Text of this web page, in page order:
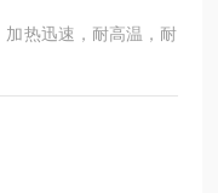
热迅速，耐高温，耐
品，涂料，热熔胶，
应，蒸发，合成，聚